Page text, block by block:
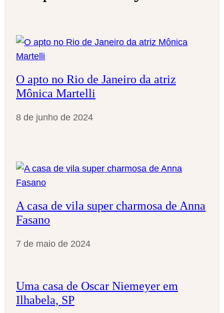
O apto no Rio de Janeiro da atriz
Mônica Martelli
8 de junho de 2024
A casa de vila super charmosa de Anna
Fasano
7 de maio de 2024
Uma casa de Oscar Niemeyer em
Ilhabela, SP